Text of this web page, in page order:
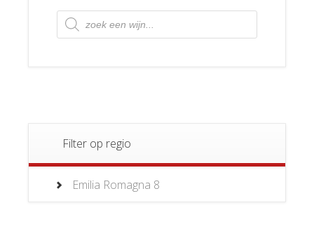
Producten
zoeken
Filter op regio
Emilia Romagna 8